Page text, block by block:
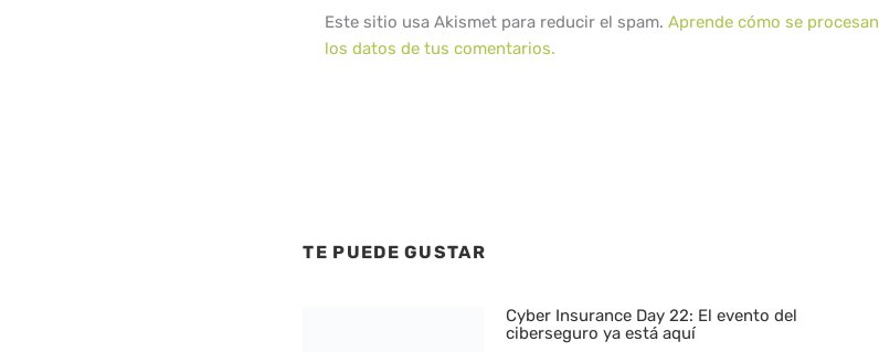
Este sitio usa Akismet para reducir el spam.Aprende cómo se procesan
los datos de tus comentarios.
TE PUEDE GUSTAR
Cyber Insurance Day 22: El evento del
ciberseguro ya está aquí